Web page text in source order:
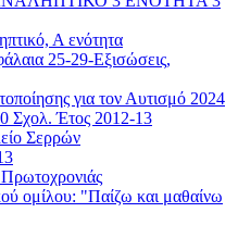
Α ενότητα
25-29-Εξισώσεις,
για τον Αυτισμό 2024
Σχολ. Έτος 2012-13
Σερρών
ομίλου: "Παίζω και μαθαίνω